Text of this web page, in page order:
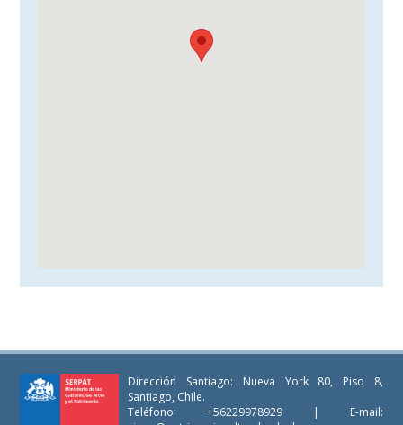
Dirección Santiago: Nueva York 80, Piso 8,
Santiago, Chile.
Teléfono: +56229978929 | E-mail: